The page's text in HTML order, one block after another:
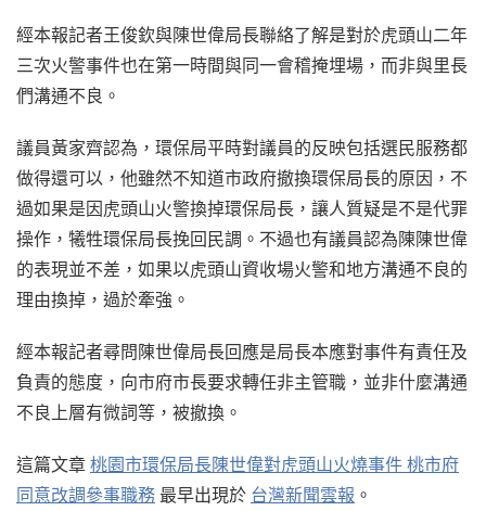
經本報記者王俊欽與陳世偉局長聯絡了解是對於虎頭山二年
三次火警事件也在第一時間與同一會稽掩埋場，而非與里長
們溝通不良。
議員黃家齊認為，環保局平時對議員的反映包括選民服務都
做得還可以，他雖然不知道市政府撤換環保局長的原因，不
過如果是因虎頭山火警換掉環保局長，讓人質疑是不是代罪
操作，犧牲環保局長挽回民調。不過也有議員認為陳陳世偉
的表現並不差，如果以虎頭山資收場火警和地方溝通不良的
理由換掉，過於牽強。
經本報記者尋問陳世偉局長回應是局長本應對事件有責任及
負責的態度，向市府市長要求轉任非主管職，並非什麼溝通
不良上層有微詞等，被撤換。
這篇文章 桃園市環保局長陳世偉對虎頭山火燒事件 桃市府
同意改調參事職務 最早出現於 台灣新聞雲報 。